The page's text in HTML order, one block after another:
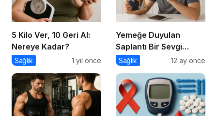
5 Kilo Ver, 10 Geri Al:
Nereye Kadar?
Sağlık 1 yıl önce
Yemeğe Duyulan
Saplantı Bir Sevgi
İhtiyacıdır
Sağlık 12 ay önce